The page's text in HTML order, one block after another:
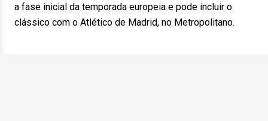
a fase inicial da temporada europeia e pode incluir o
clássico com o Atlético de Madrid, no Metropolitano.